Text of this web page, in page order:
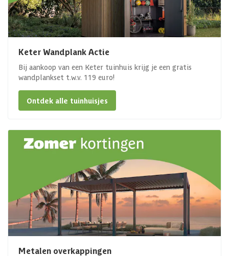
Keter Wandplank Actie
Bij aankoop van een Keter tuinhuis krijg je een gratis
wandplankset t.w.v. 119 euro!
Ontdek alle tuinhuisjes
Metalen overkappingen